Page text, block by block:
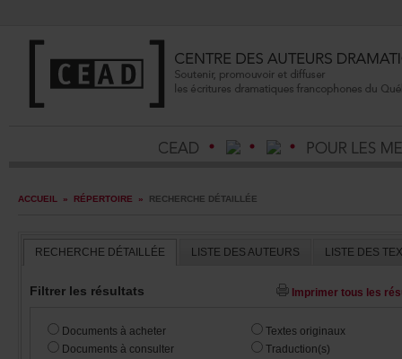
ACCUEIL » RÉPERTOIRE » RECHERCHEDÉTAILLÉE
RECHERCHEDÉTAILLÉE LISTEDESAUTEURS
Filtrerlesrésultats
Documentsàacheter
Documentsàconsulter
Textesoriginaux
Traduction(s)